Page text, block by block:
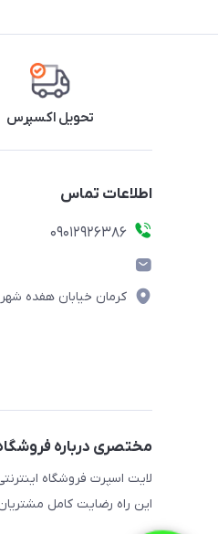
تحویل اکسپرس
اطلاعات تماس
09012926386
کرمان خیابان هفده شهریور
مختصری درباره
این راه رضایت کامل